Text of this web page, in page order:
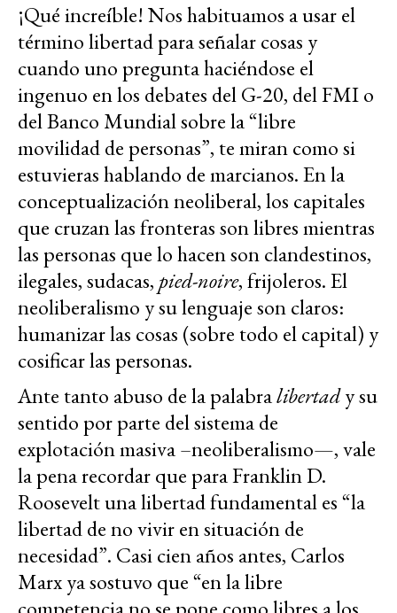
¡Qué increíble! Nos habituamos a usar el
término libertad para señalar cosas y
cuando uno pregunta haciéndose el
ingenuo en los debates del G-20, del FMI o
del Banco Mundial sobre la “libre
movilidad de personas”, te miran como si
estuvieras hablando de marcianos. En la
conceptualización neoliberal, los capitales
que cruzan las fronteras son libres mientras
las personas que lo hacen son clandestinos,
ilegales, sudacas,pied-noire, frijoleros. El
neoliberalismo y su lenguaje son claros:
humanizar las cosas (sobre todo el capital) y
cosificar las personas.
Ante tanto abuso de la palabralibertady su
sentido por parte del sistema de
explotación masiva –neoliberalismo—, vale
la pena recordar que para Franklin D.
Roosevelt una libertad fundamental es “la
libertad de no vivir en situación de
necesidad”. Casi cien años antes, Carlos
Marx ya sostuvo que “en la libre